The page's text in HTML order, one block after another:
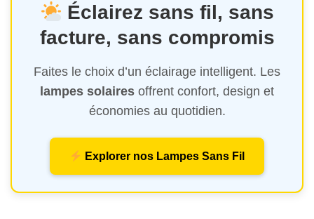
Éclairez sans fil, sans
facture, sans compromis
Faites le choix d’un éclairage intelligent. Les
lampes solaires offrent confort, design et
économies au quotidien.
Explorer nos Lampes Sans Fil